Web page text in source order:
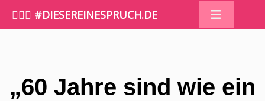
🤷🏼‍♀️ #DIESEREINESPRUCH.DE
„60 Jahre sind wie ein